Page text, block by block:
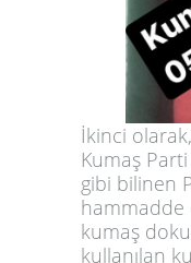
İkinci
Kumaş
gibi bilinen
hammadde
kumaş
kullanılan